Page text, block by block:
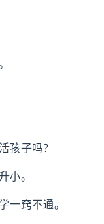
孩子吗？
小。
一窍不通。